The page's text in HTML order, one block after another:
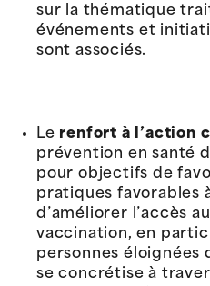
sur la thématique
événements et
sont associés.
Le renfort à l’action
prévention en santé
pour objectifs de
pratiques favorables
d’améliorer l’accès
vaccination, en
personnes éloignées
se concrétise à